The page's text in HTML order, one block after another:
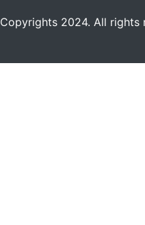
Copyrights 2024. All rights